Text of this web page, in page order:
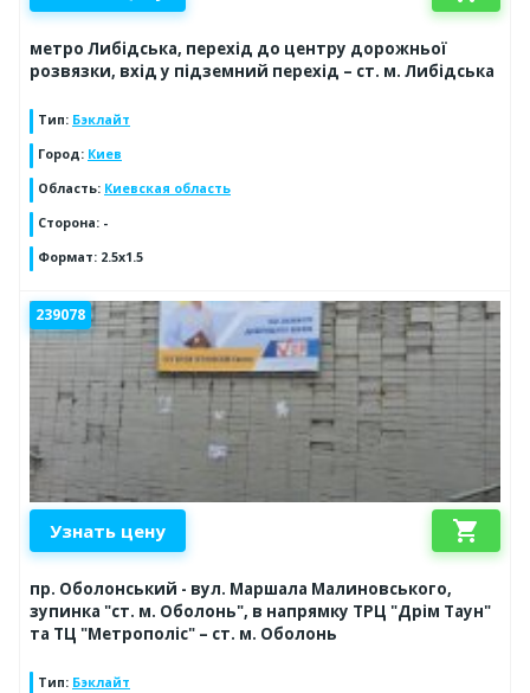
метро Либідська, перехід до центру дорожньої
розвязки, вхід у підземний перехід – ст. м. Либідська
Тип: Бэклайт
Город: Киев
Область: Киевская область
Сторона: -
Формат: 2.5x1.5
239078
Узнать цену shopping_cart
пр. Оболонський - вул. Маршала Малиновського,
зупинка "ст. м. Оболонь", в напрямку ТРЦ "Дрім Таун"
та ТЦ "Метрополіс" – ст. м. Оболонь
Тип: Бэклайт